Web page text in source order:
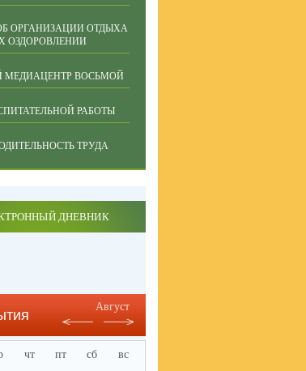
ОРГАНИЗАЦИИ ОТДЫХА
ОЗДОРОВЛЕНИИ
МЕДИАЦЕНТР ВОСЬМОЙ
РАБОТЫ
ТРУДА
ДНЕВНИК
Август
чт пт сб вс